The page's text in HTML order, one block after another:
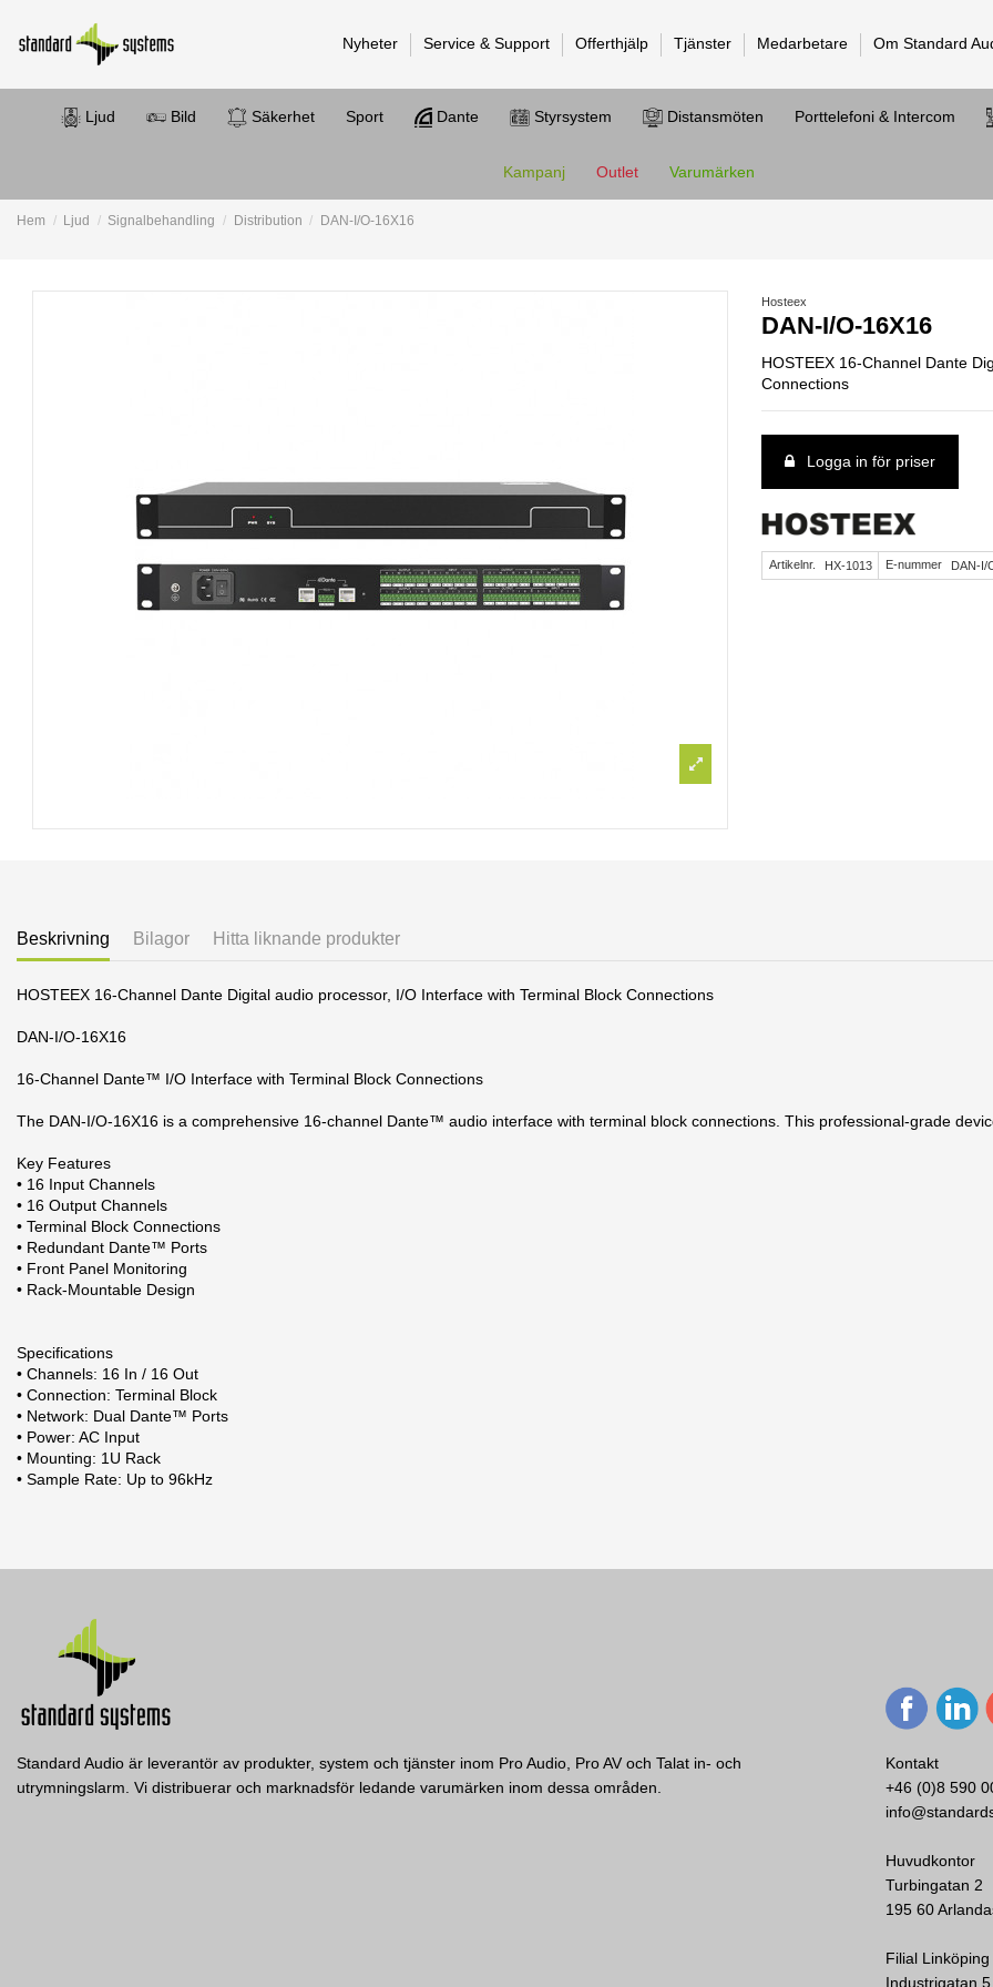
Nyheter Service & Support Offerthjälp Tjänster Medarbetare Om Standard
Ljud Bild Säkerhet Sport Dante Styrsystem Distansmöten Porttelefoni & Intercom
Kampanj Outlet Varumärken
Hem Ljud Signalbehandling Distribution DAN-I/O-16X16
Hosteex
DAN-I/O-16X16
HOSTEEX 16-Channel Dante
Connections
Logga in för priser
Artikelnr. HX-1013 E-nummer DAN-I/
Beskrivning Bilagor Hitta liknande produkter
HOSTEEX 16-Channel Dante Digital audio processor, I/O Interface with Terminal Block Connections
DAN-I/O-16X16
16-Channel Dante™ I/O Interface with Terminal Block Connections
The DAN-I/O-16X16 is a comprehensive 16-channel Dante™ audio interface with terminal block connections. This professional-grade
Key Features
• 16 Input Channels
• 16 Output Channels
• Terminal Block Connections
• Redundant Dante™ Ports
• Front Panel Monitoring
• Rack-Mountable Design
Specifications
• Channels: 16 In / 16 Out
• Connection: Terminal Block
• Network: Dual Dante™ Ports
• Power: AC Input
• Mounting: 1U Rack
• Sample Rate: Up to 96kHz
Standard Audio är leverantör av produkter, system och tjänster inom Pro Audio, Pro AV och Talat in- och
utrymningslarm. Vi distribuerar och marknadsför ledande varumärken inom dessa områden.
Kontakt
+46 (0)8 590
Huvudkontor
Turbingatan 2
195 60
Filial Linköping
Industrigatan 5